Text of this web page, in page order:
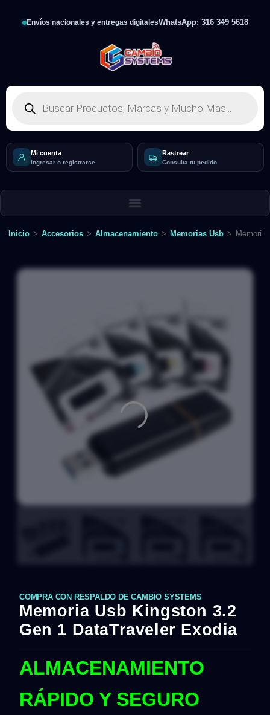
Envíos nacionales y entregas digitalesWhatsApp: 316 349 5618
Mi cuenta
Ingresar o registrarse
Rastrear
Consulta tu pedido
Inicio > Accesorios > Almacenamiento > Memorias Usb > Memoria
COMPRA CON RESPALDO DE CAMBIO SYSTEMS
Memoria Usb Kingston 3.2
Gen 1 DataTraveler Exodia
ALMACENAMIENTO
RÁPIDO Y SEGURO